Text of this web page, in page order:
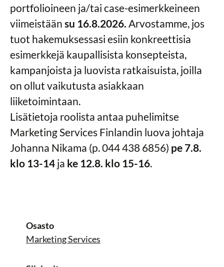
portfolioineen ja/tai case-esimerkkeineen
viimeistään su 16.8.2026. Arvostamme, jos
tuot hakemuksessasi esiin konkreettisia
esimerkkejä kaupallisista konsepteista,
kampanjoista ja luovista ratkaisuista, joilla
on ollut vaikutusta asiakkaan
liiketoimintaan.
Lisätietoja roolista antaa puhelimitse
Marketing Services Finlandin luova johtaja
Johanna Nikama (p. 044 438 6856) pe 7.8.
klo 13-14 ja ke 12.8. klo 15-16.
Osasto
Marketing Services